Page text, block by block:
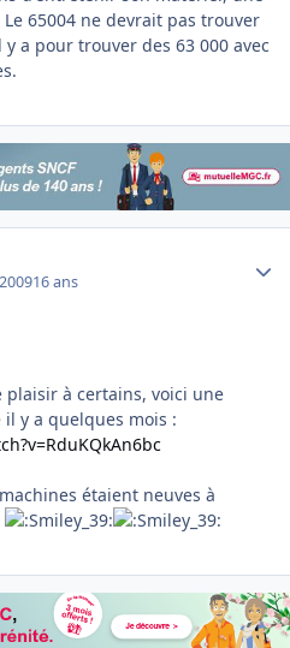
65004 ne devrait pas trouver
a pour trouver des 63 000 avec
16 ans
plaisir à certains, voici une
y a quelques mois :
étaient neuves à